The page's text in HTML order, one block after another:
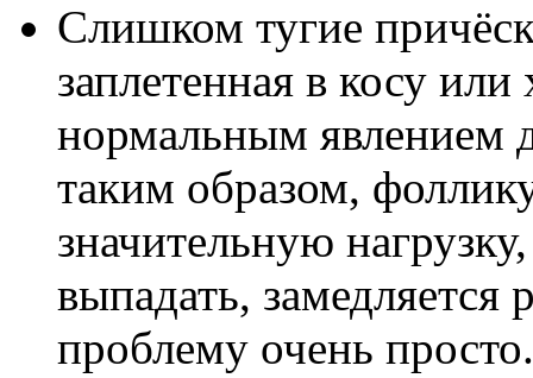
Слишком тугие
заплетенная в косу или
нормальным явлением
таким образом,
значительную
выпадать,
проблему очень